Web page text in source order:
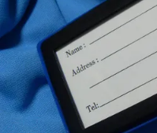
DU
SITE
POLITIQUE